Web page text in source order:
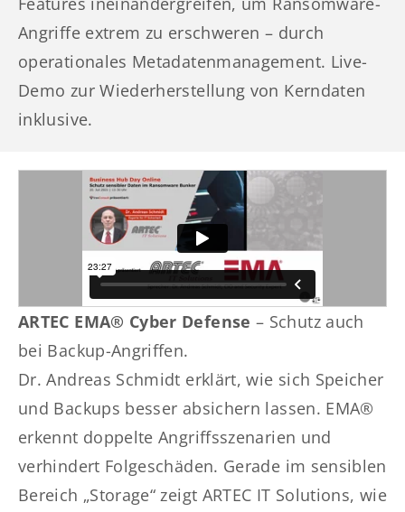
Angriffe extrem zu erschweren – durch
operationales Metadatenmanagement. Live-
Demo zur Wiederherstellung von Kerndaten
inklusive.
ARTEC EMA® Cyber Defense – Schutz auch
bei Backup-Angriffen.
Dr. Andreas Schmidt erklärt, wie sich Speicher
und Backups besser absichern lassen. EMA®
erkennt doppelte Angriffsszenarien und
verhindert Folgeschäden. Gerade im sensiblen
Bereich „Storage“ zeigt ARTEC IT Solutions, wie